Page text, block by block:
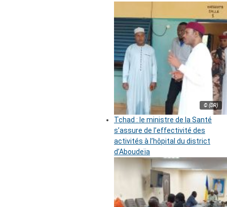
© (DR)
Tchad : le ministre de la Santé
s’assure de l’effectivité des
activités à l’hôpital du district
d’Aboudeïa